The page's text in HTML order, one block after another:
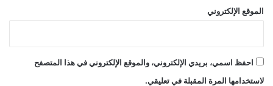
الموقع الإلكتروني
احفظ اسمي، بريدي الإلكتروني، والموقع الإلكتروني في هذا المتصفح
لاستخدامها المرة المقبلة في تعليقي.